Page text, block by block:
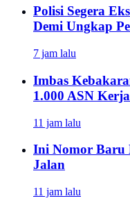
Polisi Segera
Demi Ungkap
7 jam lalu
Imbas
1.000 ASN
11 jam lalu
Ini Nomor Baru
Jalan
11 jam lalu